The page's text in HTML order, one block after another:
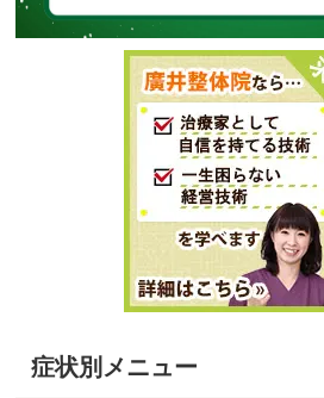
症状別メニュー